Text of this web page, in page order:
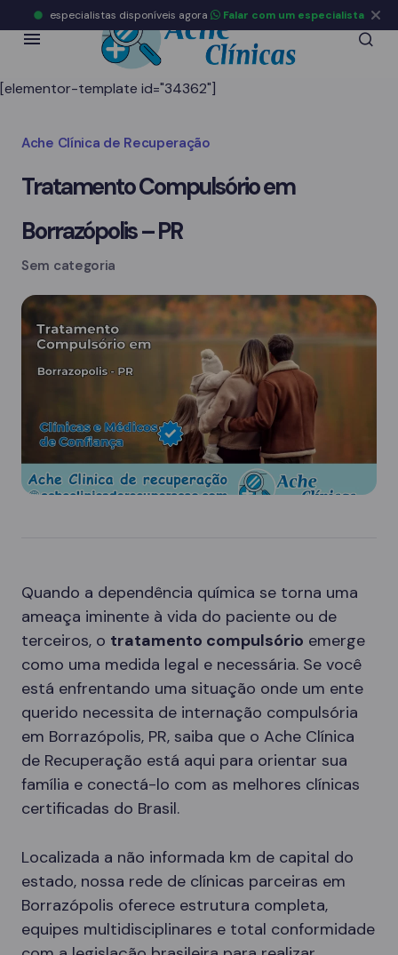
[elementor-template id="34362"]
Ache Clínica de Recuperação
Tratamento Compulsório em
Borrazópolis – PR
Sem categoria
Quando a dependência química se torna uma
ameaça iminente à vida do paciente ou de
terceiros, o tratamento compulsório emerge
como uma medida legal e necessária. Se você
está enfrentando uma situação onde um ente
querido necessita de internação compulsória
em Borrazópolis, PR, saiba que o Ache Clínica
de Recuperação está aqui para orientar sua
família e conectá-lo com as melhores clínicas
certificadas do Brasil.
Localizada a não informada km de capital do
estado, nossa rede de clínicas parceiras em
Borrazópolis oferece estrutura completa,
equipes multidisciplinares e total conformidade
especialistas disponíveis agora Falar com um especialista